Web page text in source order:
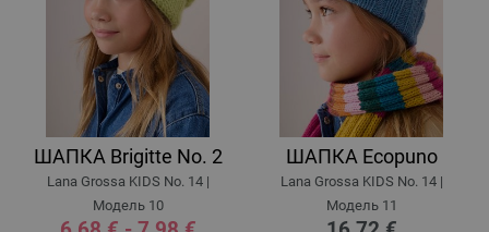
ШАПКА Brigitte No. 2
Lana Grossa KIDS No. 14 |
Модель 10
ШАПКА Ecopuno
Lana Grossa KIDS No. 14 |
Модель 11